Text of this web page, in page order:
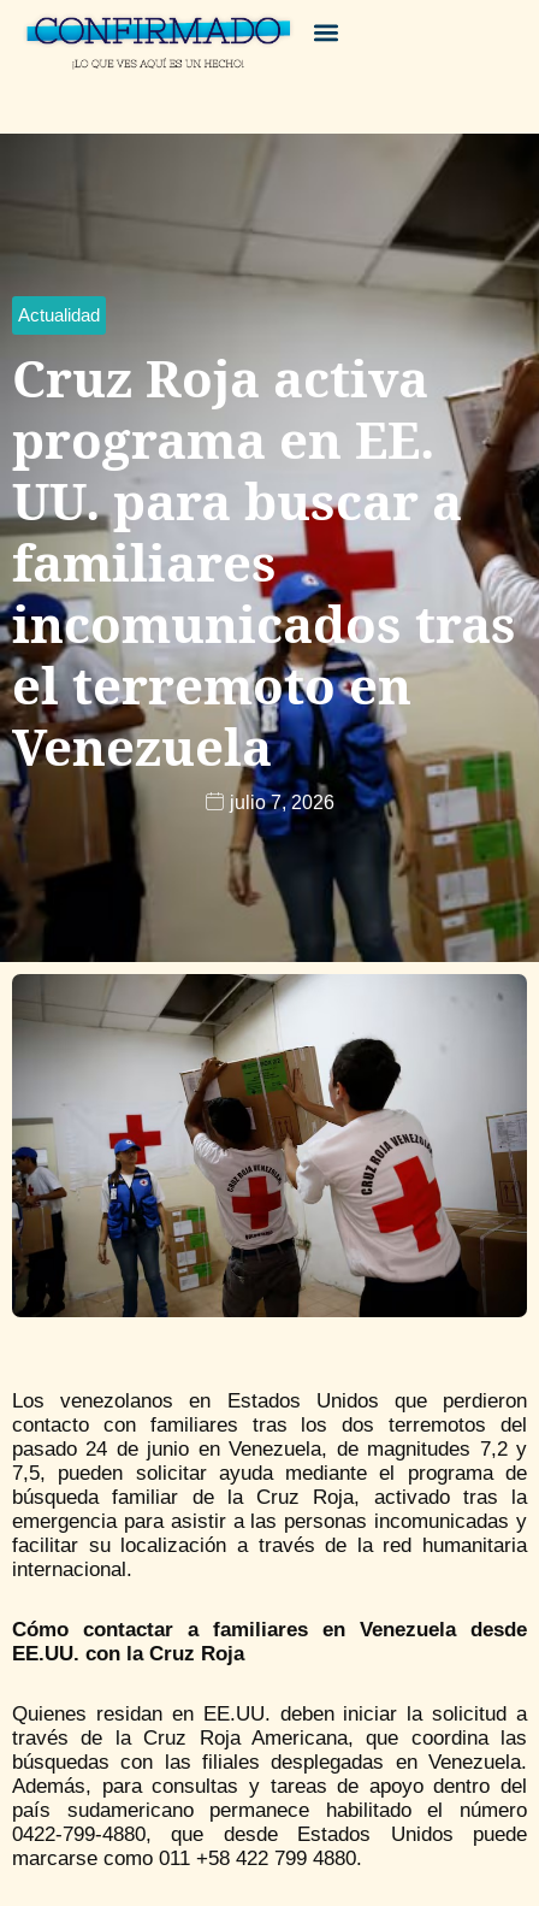
Actualidad
Cruz Roja activa
programa en EE.
UU. para buscar a
familiares
incomunicados tras
el terremoto en
Venezuela
julio 7, 2026
Los venezolanos en Estados Unidos que perdieron
contacto con familiares tras los dos terremotos del
pasado 24 de junio en Venezuela, de magnitudes 7,2 y
7,5, pueden solicitar ayuda mediante el programa de
búsqueda familiar de la Cruz Roja, activado tras la
emergencia para asistir a las personas incomunicadas y
facilitar su localización a través de la red humanitaria
internacional.
Cómo contactar a familiares en Venezuela desde
EE.UU. con la Cruz Roja
Quienes residan en EE.UU. deben iniciar la solicitud a
través de la Cruz Roja Americana, que coordina las
búsquedas con las filiales desplegadas en Venezuela.
Además, para consultas y tareas de apoyo dentro del
país sudamericano permanece habilitado el número
0422-799-4880, que desde Estados Unidos puede
marcarse como 011 +58 422 799 4880.